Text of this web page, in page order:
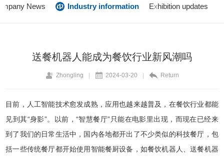
News Industry information Exhibition updates
送餐机器人能成为餐饮行业新风潮吗
Zhongling | 2024-03-20 | Return
目前，人工智能技术愈发成熟，应用也越来越普及，在餐饮行业都能
见到其“身影”。以前，“智慧餐厅”只能在电影里出现，而现在已经来
到了我们的日常生活中，国内各地都开出了不少类似的科技餐厅，包
括一些传统餐厅都开始使用智能餐厨设备，如餐饮机器人、送餐机器